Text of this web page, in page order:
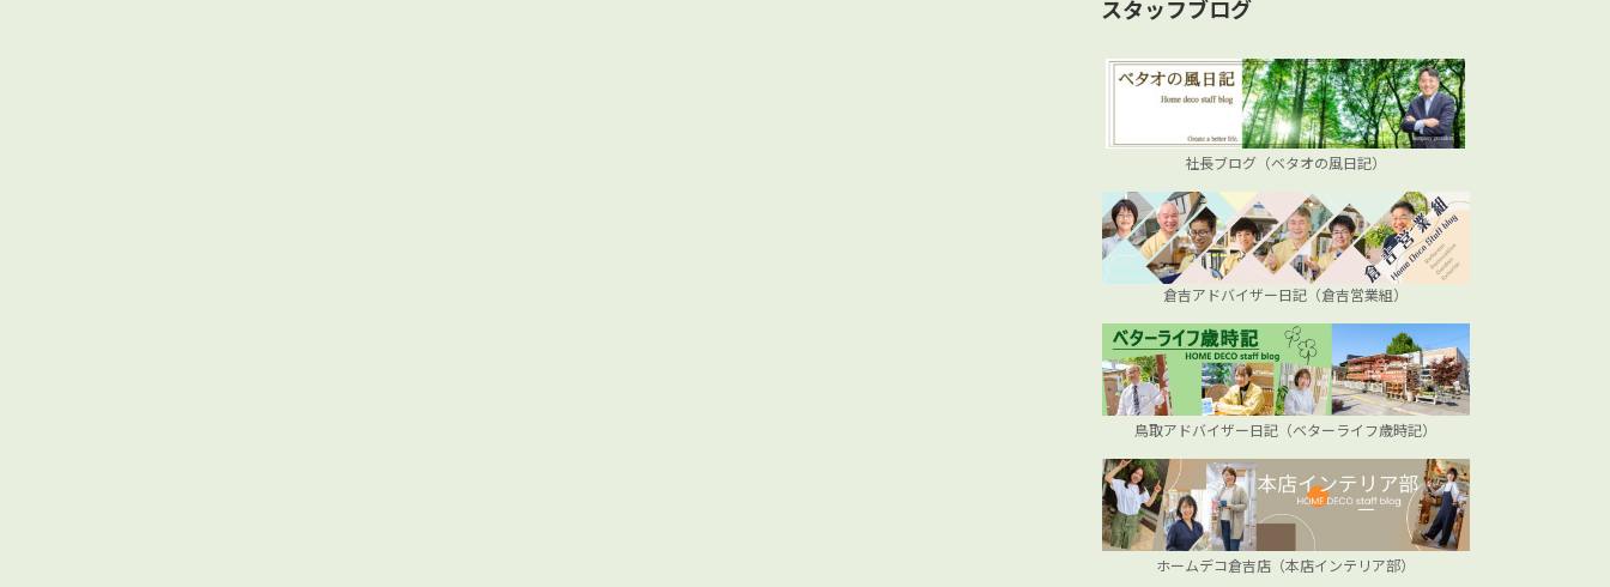
スタッフブログ
社長ブログ（ベタオの風日記）
倉吉アドバイザー日記（倉吉営業組）
鳥取アドバイザー日記（ベターライフ歳時記）
ホームデコ倉吉店（本店インテリア部）